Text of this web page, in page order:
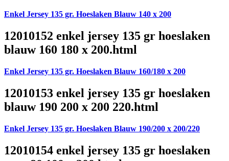
Enkel Jersey 135 gr. Hoeslaken Blauw 140 x 200
12010152 enkel jersey 135 gr hoeslaken
blauw 160 180 x 200.html
Enkel Jersey 135 gr. Hoeslaken Blauw 160/180 x 200
12010153 enkel jersey 135 gr hoeslaken
blauw 190 200 x 200 220.html
Enkel Jersey 135 gr. Hoeslaken Blauw 190/200 x 200/220
12010154 enkel jersey 135 gr hoeslaken